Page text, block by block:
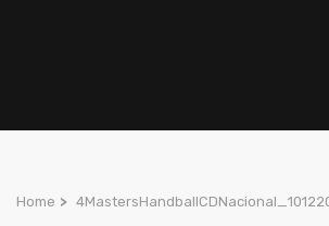
Home >